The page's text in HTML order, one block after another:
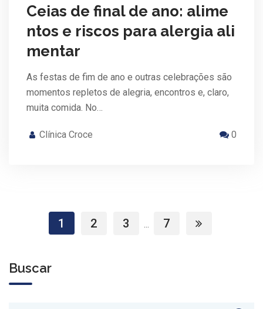
Ceias de final de ano: alime
ntos e riscos para alergia ali
mentar
As festas de fim de ano e outras celebrações são
momentos repletos de alegria, encontros e, claro,
muita comida. No…
Clínica Croce 0
1 2 3 7
Buscar